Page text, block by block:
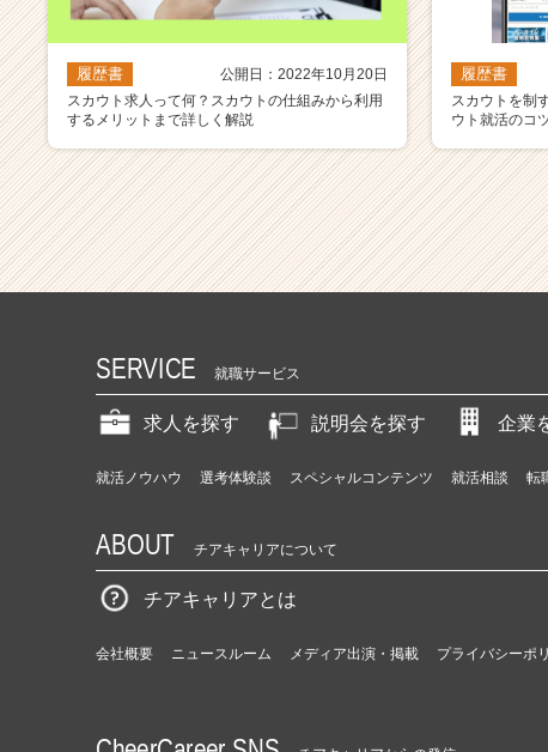
r）
履歴書
公開日：2022年10月20日
スカウト求人って何？スカウトの仕組みから利用
するメリットまで詳しく解説
履歴書
スカウトを制
ウト就活のコ
SERVICE 就職サービス
求人を探す 説明会を探す 企業
就活ノウハウ 選考体験談 スペシャルコンテンツ 就活相談 転
ABOUT チアキャリアについて
チアキャリアとは
会社概要 ニュースルーム メディア出演・掲載 プライバシーポ